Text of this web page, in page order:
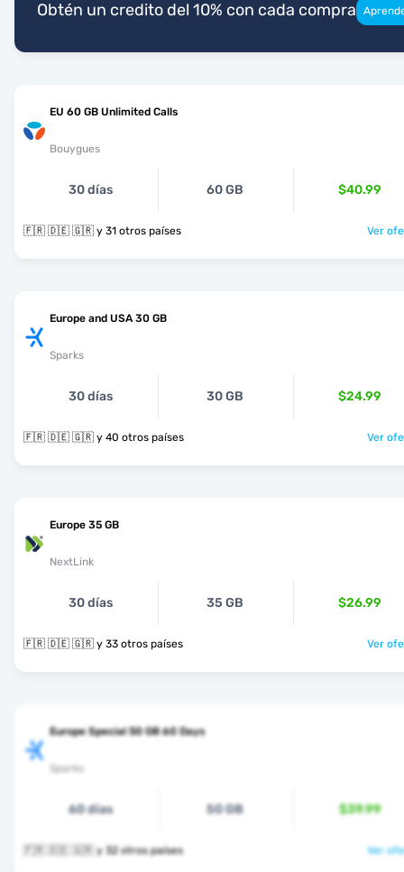
Obtén un credito del 10% con cada compra
EU 60 GB Unlimited Calls
Bouygues
30 días 60 GB $40.99
🇫🇷 🇩🇪 🇬🇷 y 31 otros países Ver
Europe and USA 30 GB
Sparks
30 días 30 GB $24.99
🇫🇷 🇩🇪 🇬🇷 y 40 otros países Ver
Europe 35 GB
NextLink
30 días 35 GB $26.99
🇫🇷 🇩🇪 🇬🇷 y 33 otros países Ver
Europe Special 50 GB 60 Days
Sparks
60 días 50 GB $39.99
🇫🇷 🇩🇪 🇬🇷 y 32 otros países Ver